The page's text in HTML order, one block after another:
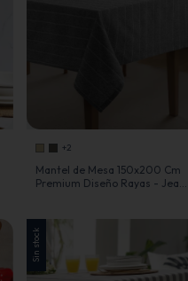
+2
Mantel de Mesa 150x200 Cm
Premium Diseño Rayas - Jean
Sin stock